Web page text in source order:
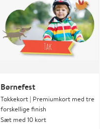
Børnefest
Takkekort | Premiumkort med tre
forskellige finish
Sæt med 10 kort